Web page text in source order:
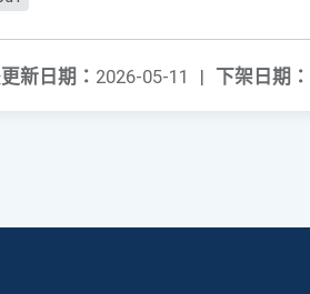
下架日期：
新日期： 2026-05-11 |